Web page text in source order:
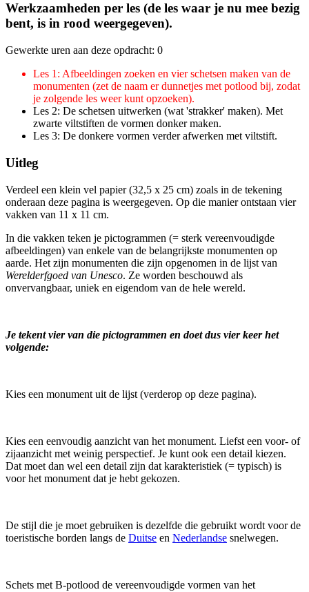
Werkzaamheden per les (de les waar je nu mee bezig
bent, is in rood weergegeven).
Gewerkte uren aan deze opdracht: 0
Les 1: Afbeeldingen zoeken en vier schetsen maken van de
monumenten (zet de naam er dunnetjes met potlood bij, zodat
je zolgende les weer kunt opzoeken).
Les 2: De schetsen uitwerken (wat 'strakker' maken). Met
zwarte viltstiften de vormen donker maken.
Les 3: De donkere vormen verder afwerken met viltstift.
Uitleg
Verdeel een klein vel papier (32,5 x 25 cm) zoals in de tekening
onderaan deze pagina is weergegeven. Op die manier ontstaan vier
vakken van 11 x 11 cm.
In die vakken teken je pictogrammen (= sterk vereenvoudigde
afbeeldingen) van enkele van de belangrijkste monumenten op
aarde. Het zijn monumenten die zijn opgenomen in de lijst van
Werelderfgoed van Unesco. Ze worden beschouwd als
onvervangbaar, uniek en eigendom van de hele wereld.
Je tekent vier van die pictogrammen en doet dus vier keer het
volgende:
Kies een monument uit de lijst (verderop op deze pagina).
Kies een eenvoudig aanzicht van het monument. Liefst een voor- of
zijaanzicht met weinig perspectief. Je kunt ook een detail kiezen.
Dat moet dan wel een detail zijn dat karakteristiek (= typisch) is
voor het monument dat je hebt gekozen.
De stijl die je moet gebruiken is dezelfde die gebruikt wordt voor de
toeristische borden langs de Duitse en Nederlandse snelwegen.
Schets met B-potlood de vereenvoudigde vormen van het